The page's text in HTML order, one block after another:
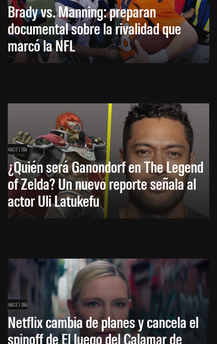
Brady vs. Manning: preparan
documental sobre la rivalidad que
marcó la NFL
HACE 1 DÍA
¿Quién será Ganondorf en The Legend
of Zelda? Un nuevo reporte señala al
actor Uli Latukefu
HACE 1 DÍA
Netflix cambia de planes y cancela el
spinoff de El Juego del Calamar de